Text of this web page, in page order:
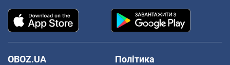
OBOZ.UA
Політика